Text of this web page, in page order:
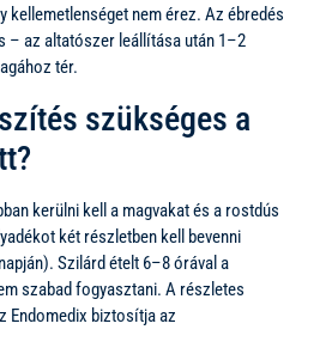
kellemetlenséget nem érez. Az ébredés
– az altatószer leállítása után 1–2
tér.
szükséges a
kerülni kell a magvakat és a rostdús
két részletben kell bevenni
Szilárd ételt 6–8 órával a
szabad fogyasztani. A részletes
biztosítja az